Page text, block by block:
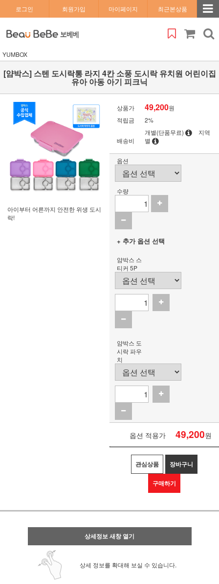
로그인 회원가입 마이페이지 최근본상품
YUMBOX
[얌박스] 스텐 도시락통 라지 4칸 소풍 도시락 유치원 어린이집
유아 아동 아기 피크닉
아이부터 어른까지 안전한 위생 도시
락!
상품가 49,200원
적립금
2%
배송비
개별(단품무료)
지역
별
옵션
수량
+ 추가 옵션 선택
얌박스 스
티커 5P
얌박스 도
시락 파우
치
옵션 적용가 49,200원
관심상품 장바구니
구매하기
상세정보 새창 열기
상세 정보를 확대해 보실 수 있습니다.